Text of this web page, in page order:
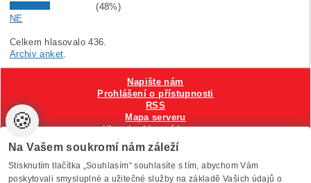
(48%)
NE
Celkem hlasovalo 436.
Archiv anket.
VytvořiloAnawe , provozuje Anawe a Špína
Napište nám
Prohlášení o přístupnosti
RSS
Mapa serveru
Hlavni reklamní banner
Nastavení cookies
🍪
Na Vašem soukromí nám záleží
Stisknutím tlačítka „Souhlasím“ souhlasíte s tím, abychom Vám
poskytovali smysluplné a užitečné služby na základě Vašich údajů o